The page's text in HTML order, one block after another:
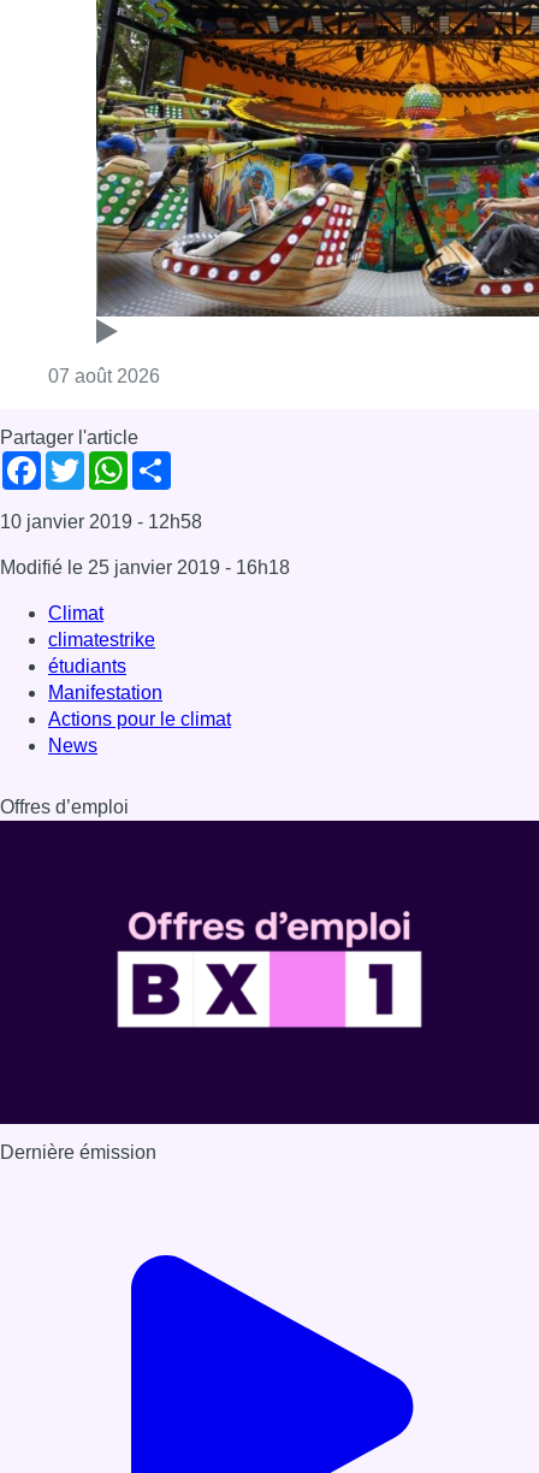
07 août 2026 Consulter l'article "Foire du Midi: les
Partager l'article
Facebook
TwitterWhatsApp
Share
10 janvier 2019- 12h58
25 janvier 2019- 16h18
Climat
climatestrike
étudiants
Manifestation
Offres d’emploi